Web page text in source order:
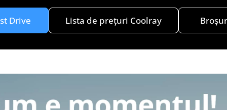
Drive Lista de prețuri Coolray